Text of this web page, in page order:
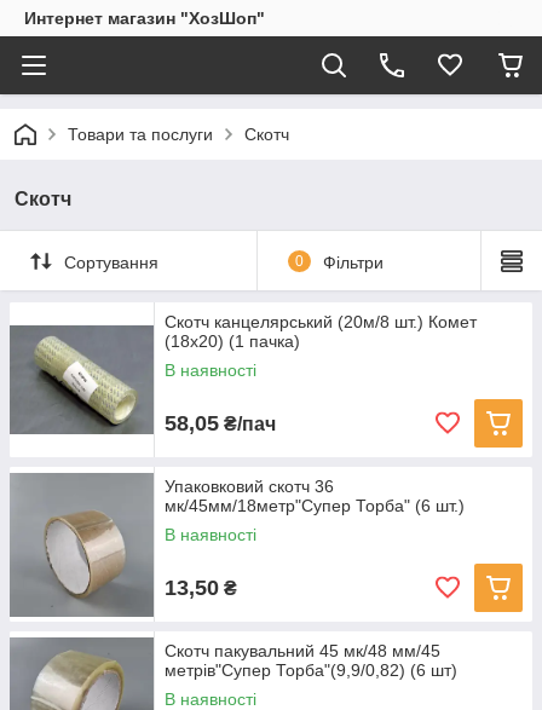
Интернет магазин "ХозШоп"
Товари та послуги Скотч
Скотч
Сортування 0 Фільтри
Скотч канцелярський (20м/8 шт.) Комет
(18х20) (1 пачка)
В наявності
58,05 ₴/пач
Упаковковий скотч 36
мк/45мм/18метр"Супер Торба" (6 шт.)
В наявності
13,50 ₴
Скотч пакувальний 45 мк/48 мм/45
метрів"Супер Торба"(9,9/0,82) (6 шт)
В наявності